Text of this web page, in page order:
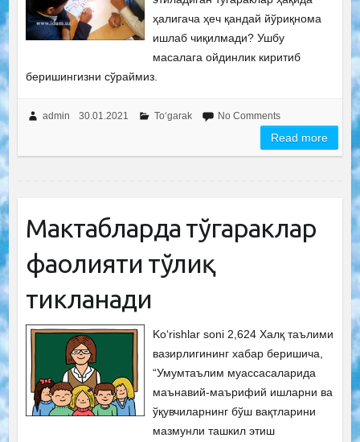
ҳалигача ҳеч қандай йўриқнома
ишлаб чиқилмади? Ушбу
масалага ойдинлик киритиб
беришингизни сўраймиз.
admin 30.01.2021 To‘garak No Comments
Read more
Мактабларда тўгараклар
фаолияти тўлиқ
тикланади
Ko‘rishlar soni 2,624 Халқ таълими
вазирлигининг хабар беришича,
“Умумтаълим муассасаларида
маънавий-маърифий ишларни ва
ўқувчиларнинг бўш вақтларини
мазмунли ташкил этиш